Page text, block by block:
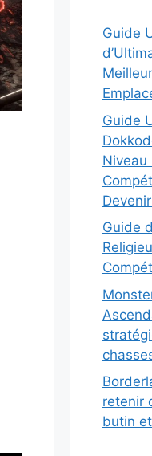
Guide
Guide
Niveau
Guide
retenir
butin